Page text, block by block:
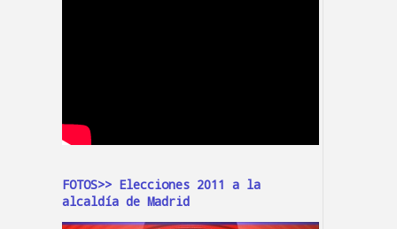
FOTOS>> Elecciones 2011 a la
alcaldía de Madrid